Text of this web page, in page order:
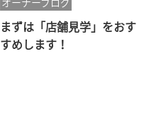
まずは「店舗見学」をおす
すめします！